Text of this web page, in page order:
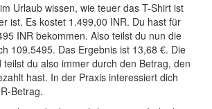
Urlaub wissen, wie teuer das T-Shirt ist
ist. Es kostet 1.499,00 INR. Du hast für
INR bekommen. Also teilst du nun die
109.5495. Das Ergebnis ist 13,68 €. Die
teilst du also immer durch den Betrag, den
hast. In der Praxis interessiert dich
Betrag.